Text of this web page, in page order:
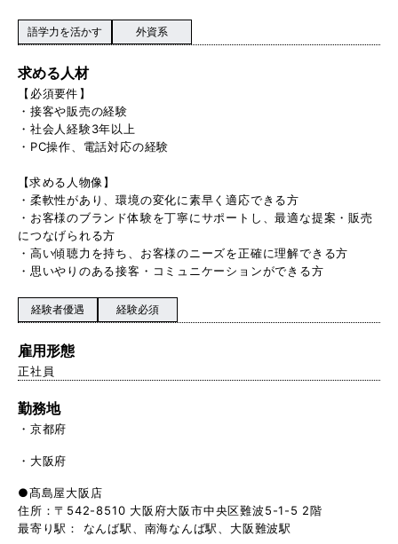
語学力を活かす 外資系
求める人材
【必須要件】
・接客や販売の経験
・社会人経験3年以上
・PC操作、電話対応の経験
【求める人物像】
・柔軟性があり、環境の変化に素早く適応できる方
・お客様のブランド体験を丁寧にサポートし、最適な提案・販売
につなげられる方
・高い傾聴力を持ち、お客様のニーズを正確に理解できる方
・思いやりのある接客・コミュニケーションができる方
経験者優遇 経験必須
雇用形態
正社員
勤務地
京都府
大阪府
●髙島屋大阪店
住所：〒542-8510 大阪府大阪市中央区難波5-1-5 2階
最寄り駅： なんば駅、南海なんば駅、大阪難波駅